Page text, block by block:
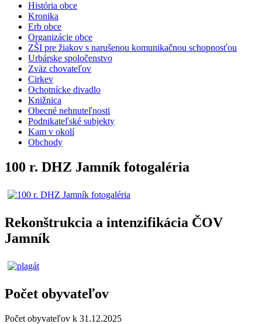
História obce
Kronika
Erb obce
Organizácie obce
ZŠI pre žiakov s narušenou komunikačnou schopnosťou
Urbárske spoločenstvo
Zväz chovateľov
Cirkev
Ochotnícke divadlo
Knižnica
Obecné nehnuteľnosti
Podnikateľské subjekty
Kam v okolí
Obchody
100 r. DHZ Jamník fotogaléria
Rekonštrukcia a intenzifikácia ČOV
Jamník
Počet obyvateľov
Počet obyvateľov k 31.12.2025